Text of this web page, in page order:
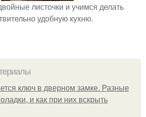
листочки и учимся делать
удобную кухню.
ключ в дверном замке. Разные
и как при них вскрыть